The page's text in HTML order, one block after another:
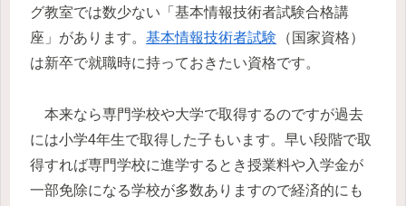
グ教室では数少ない「基本情報技術者試験合格講
座」があります。 基本情報技術者試験
（国家資格）
は新卒で就職時に持っておきたい資格です。
本来なら専門学校や大学で取得するのですが過去
には小学4年生で取得した子もいます。早い段階で取
得すれば専門学校に進学するとき授業料や入学金が
一部免除になる学校が多数ありますので経済的にも